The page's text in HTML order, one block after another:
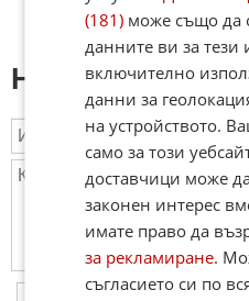
Напиши
(181) може също да
данните ви за тези
включително
данни за
на устройството.
само за този
доставчици може
законен интерес
имате право да
за рекламиране.
съгласието си по